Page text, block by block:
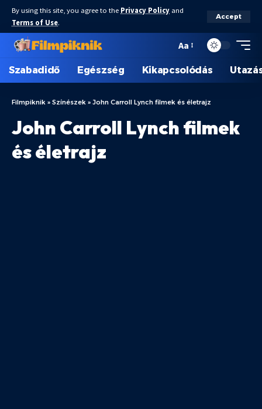
By using this site, you agree to the Privacy Policy and
Terms of Use.
Accept
Aa
Szabadidő Egészség Kikapcsolódás
Filmpiknik » Színészek » John Carroll Lynch filmek és életrajz
John Carroll Lynch filmek
és életrajz